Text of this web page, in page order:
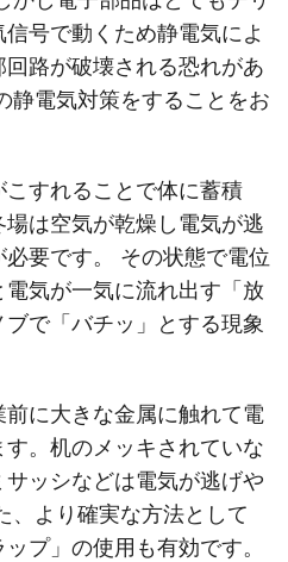
号で動くため静電気によ
路が破壊される恐れがあ
静電気対策をすることをお
すれることで体に蓄積
場は空気が乾燥し電気が逃
要です。 その状態で電位
気が一気に流れ出す「放
で「バチッ」とする現象
に大きな金属に触れて電
。机のメッキされていな
ッシなどは電気が逃げや
、より確実な方法として
プ」の使用も有効です。